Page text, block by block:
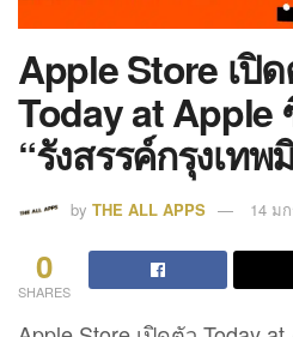
Apple Store เปิ
Today at Apple
“รังสรรค์กรุงเท
by THE ALL APPS 14 ม
0
SHARES